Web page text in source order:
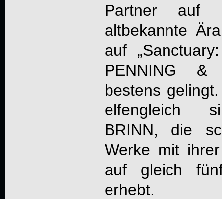
Partner
altbekannte
auf „
PENNING &
bestens
elfengleich
BRINN, die
Werke mit
auf gleich
erhebt.